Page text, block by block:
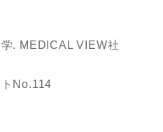
. MEDICAL VIEW社
No.114